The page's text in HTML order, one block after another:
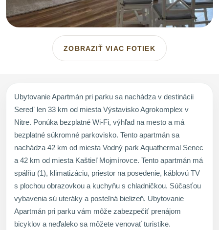
ZOBRAZIŤ VIAC FOTIEK
Ubytovanie Apartmán pri parku sa nachádza v destinácii
Seredʼ len 33 km od miesta Výstavisko Agrokomplex v
Nitre. Ponúka bezplatné Wi-Fi, výhľad na mesto a má
bezplatné súkromné parkovisko. Tento apartmán sa
nachádza 42 km od miesta Vodný park Aquathermal Senec
a 42 km od miesta Kaštieľ Mojmírovce. Tento apartmán má
spálňu (1), klimatizáciu, priestor na posedenie, káblovú TV
s plochou obrazovkou a kuchyňu s chladničkou. Súčasťou
vybavenia sú uteráky a posteľná bielizeň. Ubytovanie
Apartmán pri parku vám môže zabezpečiť prenájom
bicyklov a neďaleko sa môžete venovať turistike.